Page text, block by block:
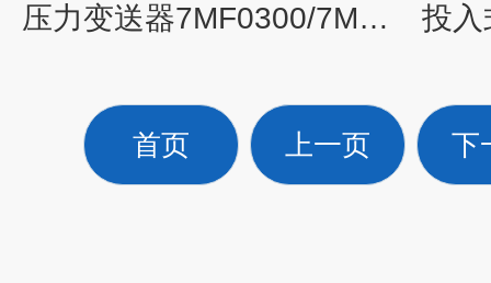
压力变送器7MF0300/7MF0400系列
首页 上一页 下